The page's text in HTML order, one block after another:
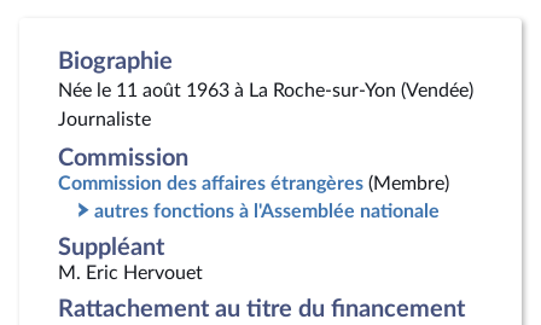
Biographie
Née le 11 août 1963 à La Roche-sur-Yon (Vendée)
Journaliste
Commission
Commission des affaires étrangères (Membre)
autres fonctions à l'Assemblée nationale
Suppléant
M. Eric Hervouet
Rattachement au titre du financement